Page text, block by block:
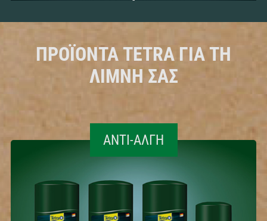
ΠΡΟΪΌΝΤΑ TETRA ΓΙΑ ΤΗ
ΛΊΜΝΗ ΣΑΣ
ΑΝΤΙ-ΆΛΓΗ